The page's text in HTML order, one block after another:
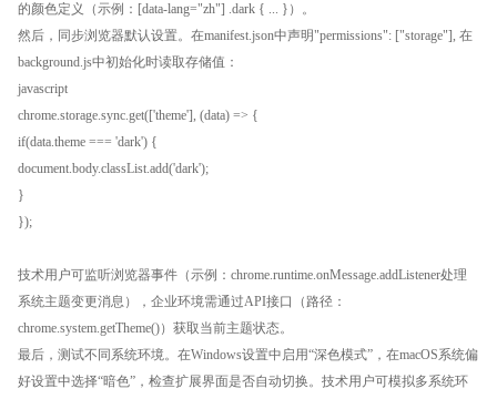
的颜色定义（示例：[data-lang="zh"] .dark { ... }）。
然后，同步浏览器默认设置。在manifest.json中声明"permissions": ["storage"], 在
background.js中初始化时读取存储值：
javascript
chrome.storage.sync.get(['theme'], (data) => {
if(data.theme === 'dark') {
document.body.classList.add('dark');
}
});
技术用户可监听浏览器事件（示例：chrome.runtime.onMessage.addListener处理
系统主题变更消息），企业环境需通过API接口（路径：
chrome.system.getTheme()）获取当前主题状态。
最后，测试不同系统环境。在Windows设置中启用“深色模式”，在macOS系统偏
好设置中选择“暗色”，检查扩展界面是否自动切换。技术用户可模拟多系统环